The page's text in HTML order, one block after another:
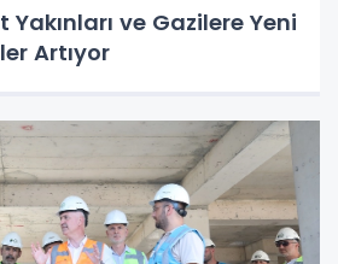
Yakınları ve Gazilere Yeni
Artıyor